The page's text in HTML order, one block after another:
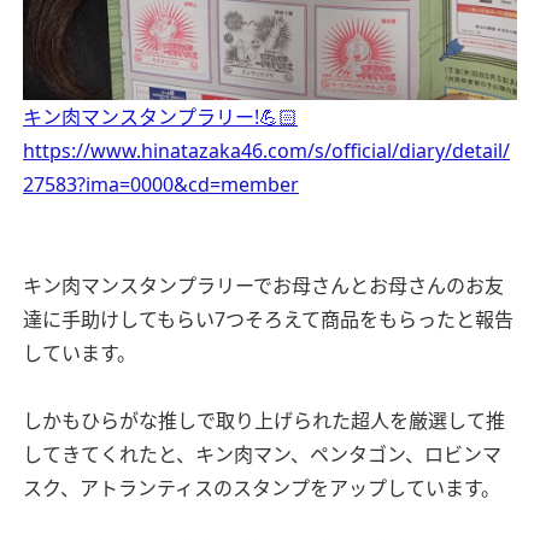
キン肉マンスタンプラリー!💪🏻
https://www.hinatazaka46.com/s/official/diary/detail/
27583?ima=0000&cd=member
キン肉マンスタンプラリーでお母さんとお母さんのお友
達に手助けしてもらい7つそろえて商品をもらったと報告
しています。
しかもひらがな推しで取り上げられた超人を厳選して推
してきてくれたと、キン肉マン、ペンタゴン、ロビンマ
スク、アトランティスのスタンプをアップしています。